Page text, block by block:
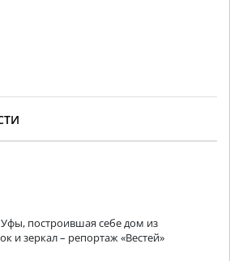
построившая себе дом из
и зеркал – репортаж «Вестей»